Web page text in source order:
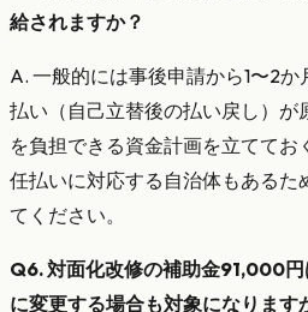
給されますか？
A. 一般的には事後申請から1〜2
払い（自己立替後の払い戻し）が
を負担できる資金計画を立てて
任払いに対応する自治体もあるた
てください。
Q6. 対面化改修の補助金91,000
に変更する場合も対象になります